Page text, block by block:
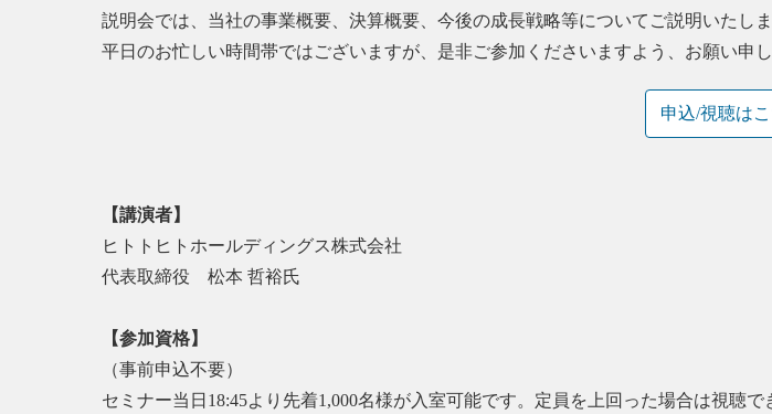
説明会では、当社の事業概要、決算概要、今後の成長戦略等についてご説明いたしま
平日のお忙しい時間帯ではございますが、是非ご参加くださいますよう、お願い申し
申込/視聴は
【講演者】
ヒトトヒトホールディングス株式会社
代表取締役 松本 哲裕氏
【参加資格】
（事前申込不要）
セミナー当日18:45より先着1,000名様が入室可能です。定員を上回った場合は視聴